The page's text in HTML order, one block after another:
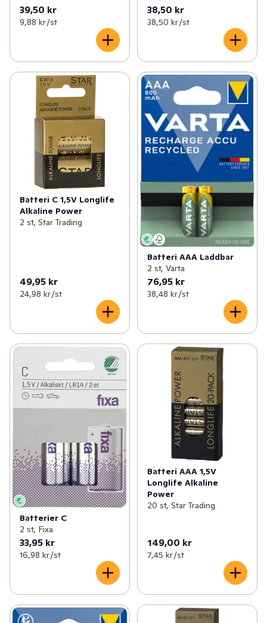
39,50 kr
9,88 kr /st
38,50 kr
38,50 kr /st
Batteri C 1,5V Longlife
Alkaline Power
2 st, Star Trading
49,95 kr
24,98 kr /st
Batteri AAA Laddbar
2 st, Varta
76,95 kr
38,48 kr /st
Batterier C
2 st, Fixa
33,95 kr
16,98 kr /st
Batteri AAA 1,5V
Longlife Alkaline
Power
20 st, Star Trading
149,00 kr
7,45 kr /st